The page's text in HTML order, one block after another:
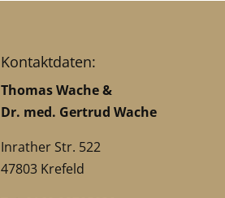
Kontaktdaten:
Thomas Wache &
Dr. med. Gertrud Wache
Inrather Str. 522
47803 Krefeld